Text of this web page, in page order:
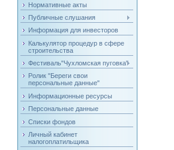
Нормативные акты
Публичные слушания
Информация для инвесторов
Калькулятор процедур в сфере
строительства
Фестиваль"Чухломская пуговка"
Ролик "Береги свои
персональные данные"
Информационные ресурсы
Персональные данные
Списки фондов
Личный кабинет
налогоплатильщика